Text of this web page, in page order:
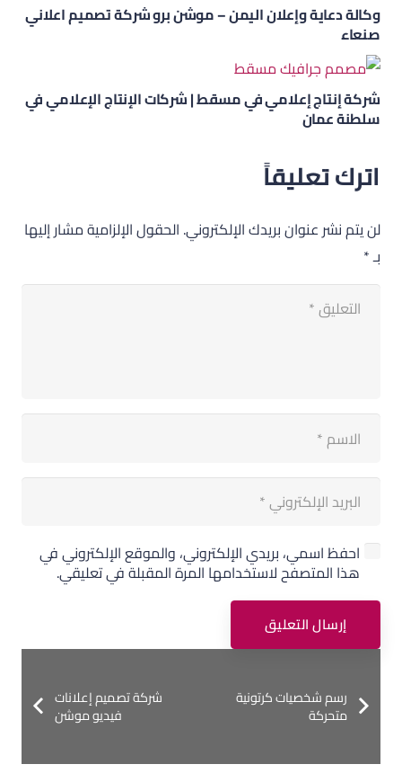
وكالة دعاية وإعلان اليمن – موشن برو شركة تصميم اعلاني
صنعاء
شركة إنتاج إعلامي في مسقط | شركات الإنتاج الإعلامي في
سلطنة عمان
اترك تعليقاً
لن يتم نشر عنوان بريدك الإلكتروني. الحقول الإلزامية مشار إليها
بـ*
احفظ اسمي، بريدي الإلكتروني، والموقع الإلكتروني في
هذا المتصفح لاستخدامها المرة المقبلة في تعليقي.
إرسال التعليق
شركة تصميم إعلانات
فيديو موشن
رسم شخصيات كرتونية
متحركة